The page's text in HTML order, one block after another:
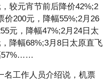
较元宵节前后降价42%;2
价200元，降幅55%;2月26
元，降幅47%;2月24日太
降幅68%;3月8日太原直飞
57%……
名工作人员介绍说，机票